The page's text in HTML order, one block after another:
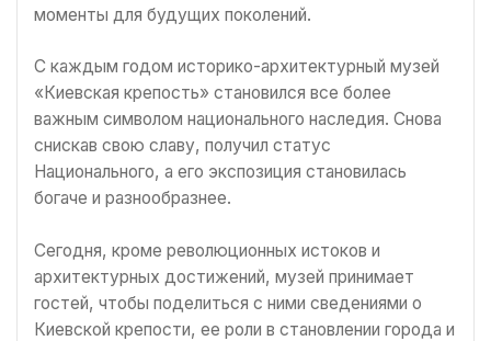
моменты для будущих поколений.
С каждым годом историко-архитектурный музей
«Киевская крепость» становился все более
важным символом национального наследия. Снова
снискав свою славу, получил статус
Национального, а его экспозиция становилась
богаче и разнообразнее.
Сегодня, кроме революционных истоков и
архитектурных достижений, музей принимает
гостей, чтобы поделиться с ними сведениями о
Киевской крепости, ее роли в становлении города и